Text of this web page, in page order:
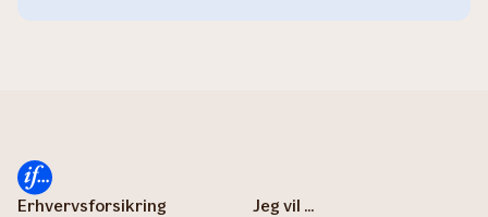
Erhvervsforsikring
Jeg vil ...